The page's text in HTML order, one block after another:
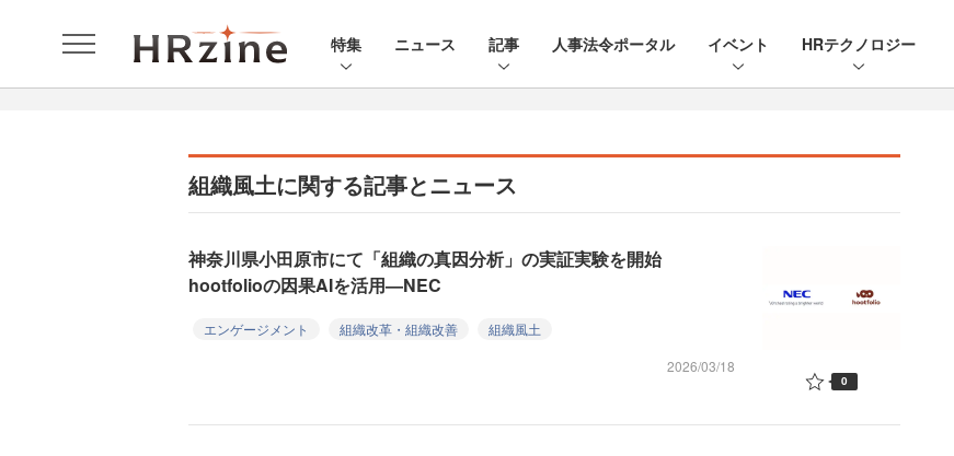
特集 ニュース 記事 人事法令ポータル イベント HRテクノロジー
組織風土に関する記事とニュース
神奈川県小田原市にて「組織の真因分析」の実証実験を開始
hootfolioの因果AIを活用—NEC
エンゲージメント 組織改革・組織改善
組織風土
2026/03/18
0